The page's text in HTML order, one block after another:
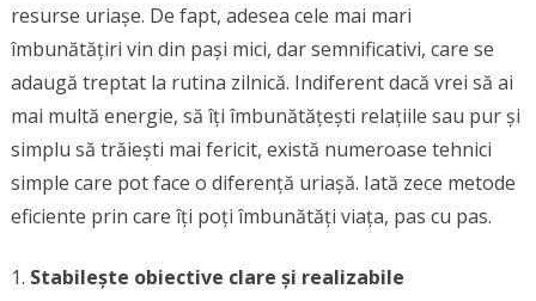
resurse uriașe. De fapt, adesea cele mai mari
îmbunătățiri vin din pași mici, dar semnificativi, care se
adaugă treptat la rutina zilnică. Indiferent dacă vrei să ai
mai multă energie, să îți îmbunătățești relațiile sau pur și
simplu să trăiești mai fericit, există numeroase tehnici
simple care pot face o diferență uriașă. Iată zece metode
eficiente prin care îți poți îmbunătăți viața, pas cu pas.
Stabilește obiective clare și realizabile